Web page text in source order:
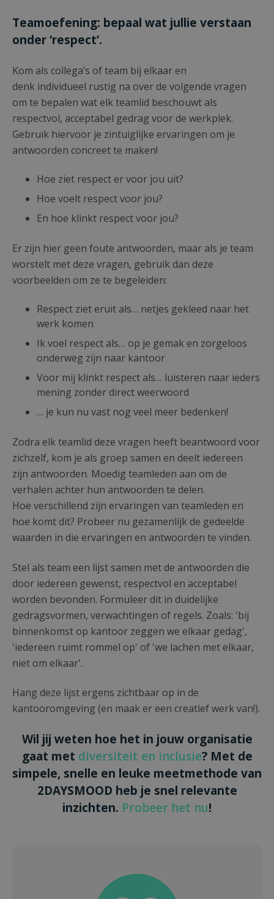
Teamoefening: bepaal wat jullie verstaan
onder ‘respect’.
Kom als collega’s of team bij elkaar en
denk individueel rustig na over de volgende vragen
om te bepalen wat elk teamlid beschouwt als
respectvol, acceptabel gedrag voor de werkplek.
Gebruik hiervoor je zintuiglijke ervaringen om je
antwoorden concreet te maken!
Hoe ziet respect er voor jou uit?
Hoe voelt respect voor jou?
En hoe klinkt respect voor jou?
Er zijn hier geen foute antwoorden, maar als je team
worstelt met deze vragen, gebruik dan deze
voorbeelden om ze te begeleiden:
Respect ziet eruit als… netjes gekleed naar het
werk komen
Ik voel respect als… op je gemak en zorgeloos
onderweg zijn naar kantoor
Voor mij klinkt respect als… luisteren naar ieders
mening zonder direct weerwoord
… je kun nu vast nog veel meer bedenken!
Zodra elk teamlid deze vragen heeft beantwoord voor
zichzelf, kom je als groep samen en deelt iedereen
zijn antwoorden. Moedig teamleden aan om de
verhalen achter hun antwoorden te delen.
Hoe verschillend zijn ervaringen van teamleden en
hoe komt dit? Probeer nu gezamenlijk de gedeelde
waarden in die ervaringen en antwoorden te vinden.
Stel als team een lijst samen met de antwoorden die
door iedereen gewenst, respectvol en acceptabel
worden bevonden. Formuleer dit in duidelijke
gedragsvormen, verwachtingen of regels. Zoals: 'bij
binnenkomst op kantoor zeggen we elkaar gedag',
'iedereen ruimt rommel op' of 'we lachen met elkaar,
niet om elkaar'.
Hang deze lijst ergens zichtbaar op in de
kantooromgeving (en maak er een creatief werk van!).
Wil jij weten hoe het in jouw organisatie
gaat met diversiteit en inclusie? Met de
simpele, snelle en leuke meetmethode van
2DAYSMOOD heb je snel relevante
inzichten. Probeer het nu!